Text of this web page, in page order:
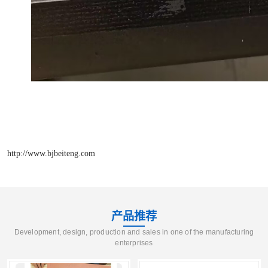
http://www.bjbeiteng.com
产品推荐
Development, design, production and sales in one of the manufacturing
enterprises